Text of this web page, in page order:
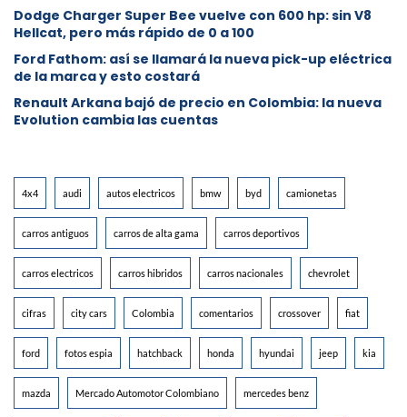
Dodge Charger Super Bee vuelve con 600 hp: sin V8
Hellcat, pero más rápido de 0 a 100
Ford Fathom: así se llamará la nueva pick-up eléctrica
de la marca y esto costará
Renault Arkana bajó de precio en Colombia: la nueva
Evolution cambia las cuentas
4x4 audi autos electricos bmw byd camionetas
carros antiguos carros de alta gama carros deportivos
carros electricos carros hibridos carros nacionales chevrolet
cifras city cars Colombia comentarios crossover fiat
ford fotos espia hatchback honda hyundai jeep kia
mazda Mercado Automotor Colombiano mercedes benz